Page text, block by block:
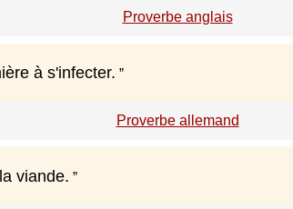
Proverbe anglais
à s'infecter.
Proverbe allemand
viande.